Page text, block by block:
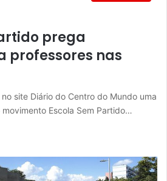
prega
professores nas
site Diário do Centro do Mundo uma
Escola Sem Partido…